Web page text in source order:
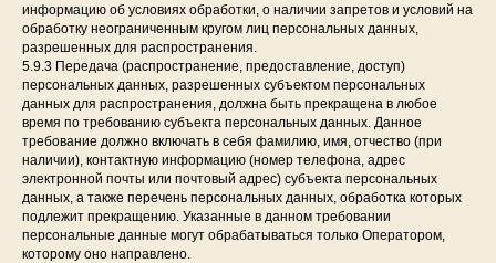
информацию об условиях обработки, о наличии запретов и условий на
обработку неограниченным кругом лиц персональных данных,
разрешенных для распространения.
5.9.3 Передача (распространение, предоставление, доступ)
персональных данных, разрешенных субъектом персональных
данных для распространения, должна быть прекращена в любое
время по требованию субъекта персональных данных. Данное
требование должно включать в себя фамилию, имя, отчество (при
наличии), контактную информацию (номер телефона, адрес
электронной почты или почтовый адрес) субъекта персональных
данных, а также перечень персональных данных, обработка которых
подлежит прекращению. Указанные в данном требовании
персональные данные могут обрабатываться только Оператором,
которому оно направлено.